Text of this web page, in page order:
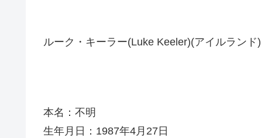
ルーク・キーラー(Luke Keeler)(アイルランド)
本名：不明
生年月日：1987年4月27日